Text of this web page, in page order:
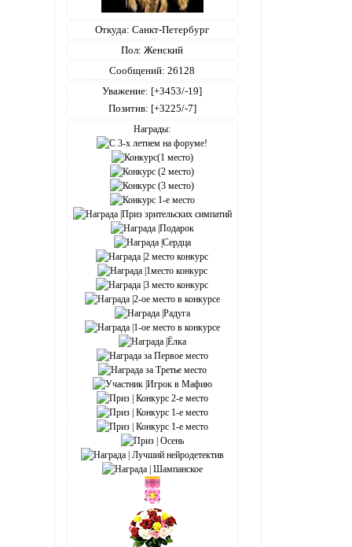
Откуда: Санкт-Петербург
Пол: Женский
Сообщений: 26128
Уважение: [+3453/-19]
Позитив: [+3225/-7]
Награды: